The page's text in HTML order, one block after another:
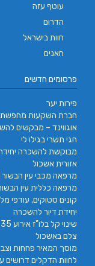
עוטף עזה
הדרום
חוות בישראל
חאנים
פרסומים חדשים
פירות יער
חברת השקעות מחפשת
אוגווינד – מבקשים להשכיר 5
חגי תשרי בגילו לי
מבוקשת להשכרה יחידת
אזורית אשכול
מרפאה מכבי עין
מרפאה כללית עין
קונים סטוקים, עודפי
יחידת דיור להשכרה
שינוי קל בלו"ז אירוע 35 שנה לפינוי חבל ימית וסיני
צלם באשכול
מוסך המאיר פחחות
לחוות הדקלים דרושים